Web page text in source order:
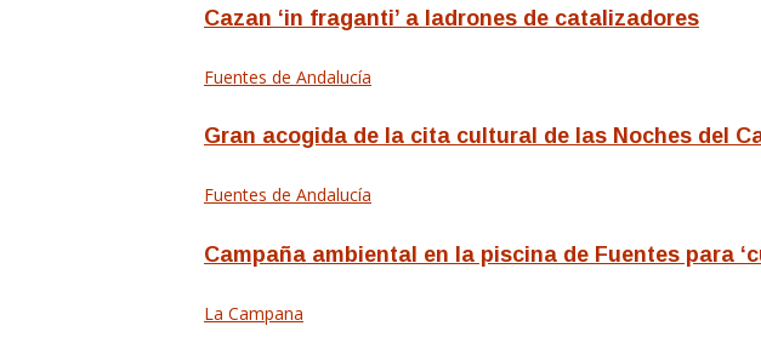
Cazan ‘in fraganti’ a ladrones de catalizadores
Fuentes de Andalucía
Gran acogida de la cita cultural de las Noches del
Fuentes de Andalucía
Campaña ambiental en la piscina de Fuentes para
La Campana